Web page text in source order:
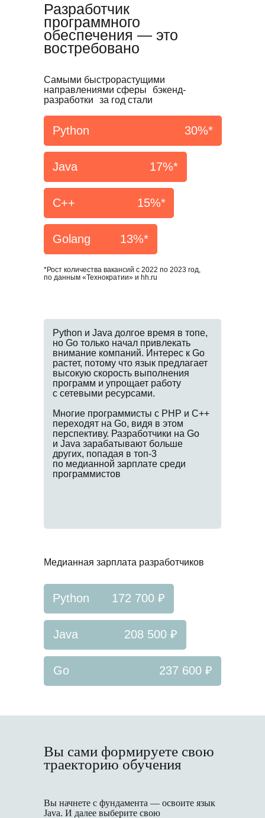
Разработчик
программного
обеспечения — это
востребовано
Самыми быстрорастущими
направлениями сферы бэкенд-
разработки за год стали
*Рост количества вакансий с 2022 по 2023 год,
по данным «Технократии» и hh.ru
Python и Java долгое время в топе,
но Go только начал привлекать
внимание компаний. Интерес к Go
растет, потому что язык предлагает
высокую скорость выполнения
программ и упрощает работу
с сетевыми ресурсами.
Многие программисты с PHP и C++
переходят на Go, видя в этом
перспективу. Разработчики на Go
и Java зарабатывают больше
других, попадая в топ-3
по медианной зарплате среди
программистов
Медианная зарплата разработчиков
172 700 ₽
208 500 ₽
237 600 ₽
Python
Java
Go
Python 30%*
Java 17%*
С++ 15%*
Golang 13%*
Вы сами формируете свою
траекторию обучения
Вы начнете с фундамента — освоите язык
Java. И далее выберите свою